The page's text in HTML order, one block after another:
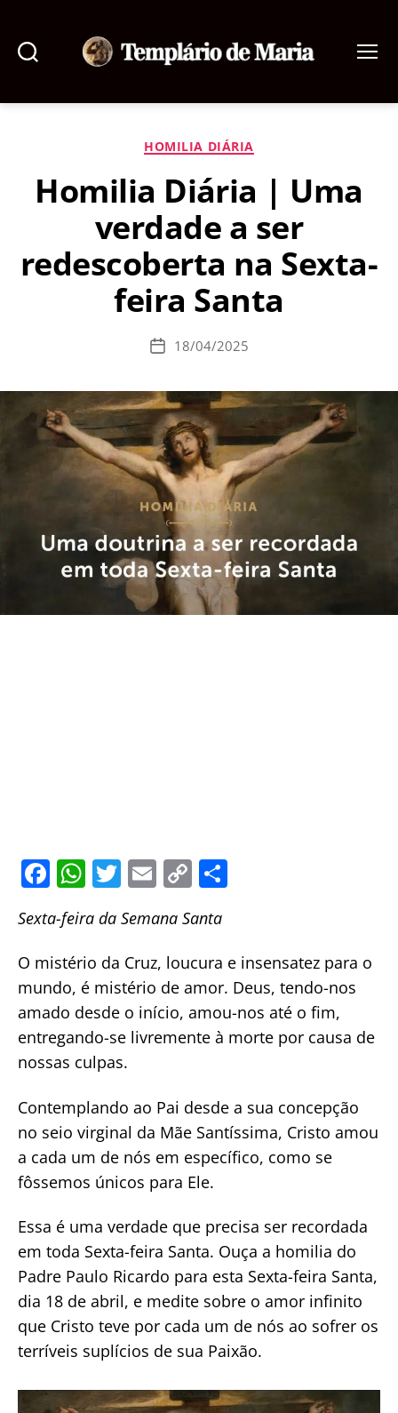
de
Categorias
HOMILIA DIÁRIA
Homilia Diária | Uma
verdade a ser
redescoberta na Sexta-
feira Santa
Data18/04/2025
F
a
c
e
b
o
o
k
W
at
s
A
p
p
T
itt
er
E
ai
l
C
p
y
Li
n
k
e
Sexta-feira da Semana Santa
O mistério da Cruz, loucura e insensatez para o
mundo, é mistério de amor. Deus, tendo-nos
amado desde o início, amou-nos até o fim,
entregando-se livremente à morte por causa de
nossas culpas.
Contemplando ao Pai desde a sua concepção
no seio virginal da Mãe Santíssima, Cristo amou
a cada um de nós em específico, como se
fôssemos únicos para Ele.
Essa é uma verdade que precisa ser recordada
em toda Sexta-feira Santa. Ouça a homilia do
Padre Paulo Ricardo para esta Sexta-feira Santa,
dia 18 de abril, e medite sobre o amor infinito
que Cristo teve por cada um de nós ao sofrer os
terríveis suplícios de sua Paixão.